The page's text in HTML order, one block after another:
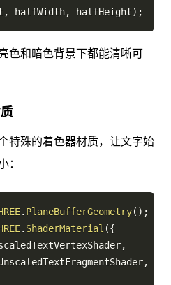
, halfWidth, halfHeight) ;
色和暗色背景下都能清晰可
特殊的着色器材质，让文字始
：
. PlaneBufferGeometry( ) ;
. ShaderMaterial ({
,
,